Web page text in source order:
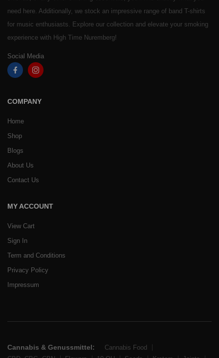
need here. Additionally, we stock an impressive range of band T-shirts
for music enthusiasts. Explore our collection and elevate your smoking
experience with High Time Nuremberg!
Social Media
COMPANY
Home
Shop
Blogs
About Us
Contact Us
MY ACCOUNT
View Cart
Sign In
Term and Conditions
Privacy Policy
Impressum
Cannabis & Genussmittel:
Cannabis Food